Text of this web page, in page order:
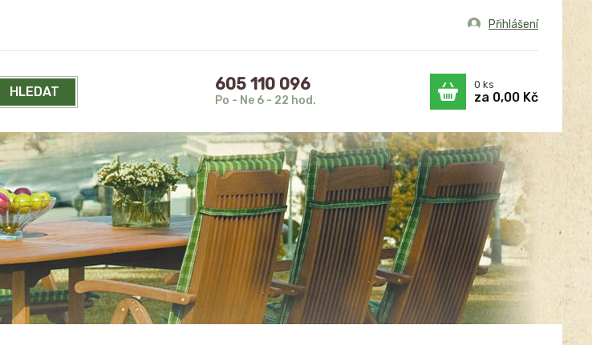
Přihlášení
HLEDAT 605 110 096
Po - Ne 6 - 22 hod.
0 ks
za 0,00 Kč